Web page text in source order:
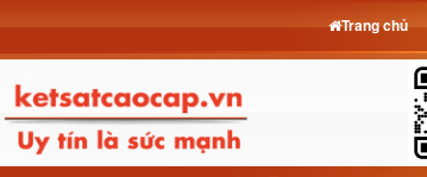
Trang chủ